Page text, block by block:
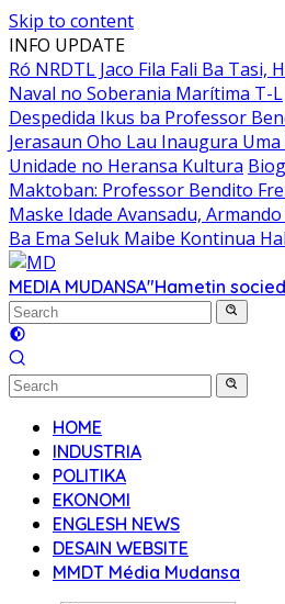
Skip to content
INFO UPDATE
Ró NRDTL Jaco Fila Fali Ba Tasi,
Naval no Soberania Marítima T-L
Despedida Ikus ba Professor
Jerasaun Oho Lau Inaugura
Unidade no Heransa Kultura
Maktoban: Professor Bendito
Maske Idade Avansadu,
Ba Ema Seluk Maibe Kontinua
MEDIA MUDANSA"Hametin
HOME
INDUSTRIA
POLITIKA
EKONOMI
ENGLESH NEWS
DESAIN WEBSITE
MMDT Média Mudansa